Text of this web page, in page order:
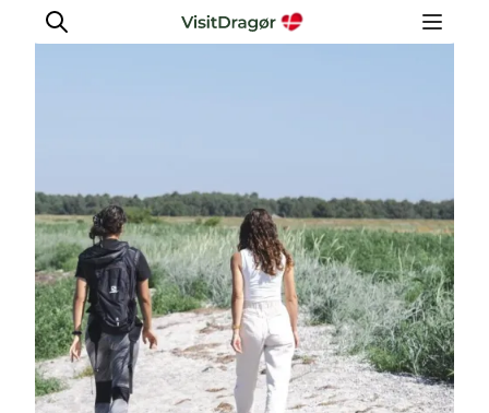
Oplev
Kultur & Historie
Byliv & Mad
Natur & Friluftsliv
For børn
Praktisk